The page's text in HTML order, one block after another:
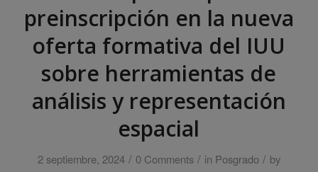
preinscripción en la nueva
oferta formativa del IUU
sobre herramientas de
análisis y representación
espacial
2 septiembre, 2024 / 0 Comments / in Posgrado / by